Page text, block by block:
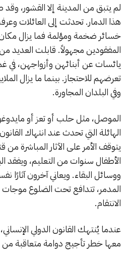
لم يتبق من المدينة إلا القشور،
هذا الدمار. تحدثت إلى العائلات
خسائر ضخمة ومؤلمة فما يزال
المفقودين مجهولاً. قابلت العديد من
يائسات عن أبنائهن وأزواجهن، في
تعرضهم للاحتجاز. بينما ما يزال
وفي البلدان المجاورة.
الموصل، مثل حلب أو تعز أو
الهائلة التي تحدث عند انتهاك
يتوقف الأمر على الآثار المباشرة
الأطفال سنوات من التعليم،
ووسائل البقاء. ويعاني آخرون آثارًا
المدمر، تتدافع تحت الضلوع
الانتقام.
عندما يُنتهك القانون الدولي
معها خطر تأجيج دوامة متعاقبة